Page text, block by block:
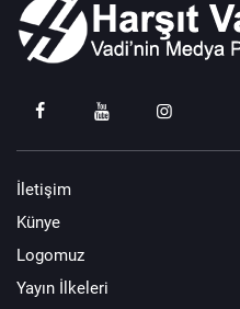
İletişim
Künye
Logomuz
Yayın İlkeleri